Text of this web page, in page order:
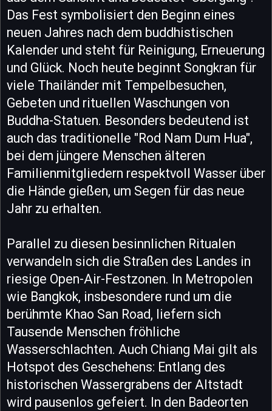
Das Fest symbolisiert den Beginn eines
neuen Jahres nach dem buddhistischen
Kalender und steht für Reinigung, Erneuerung
und Glück. Noch heute beginnt Songkran für
viele Thailänder mit Tempelbesuchen,
Gebeten und rituellen Waschungen von
Buddha-Statuen. Besonders bedeutend ist
auch das traditionelle "Rod Nam Dum Hua",
bei dem jüngere Menschen älteren
Familienmitgliedern respektvoll Wasser über
die Hände gießen, um Segen für das neue
Jahr zu erhalten.
Parallel zu diesen besinnlichen Ritualen
verwandeln sich die Straßen des Landes in
riesige Open-Air-Festzonen. In Metropolen
wie Bangkok, insbesondere rund um die
berühmte Khao San Road, liefern sich
Tausende Menschen fröhliche
Wasserschlachten. Auch Chiang Mai gilt als
Hotspot des Geschehens: Entlang des
historischen Wassergrabens der Altstadt
wird pausenlos gefeiert. In den Badeorten